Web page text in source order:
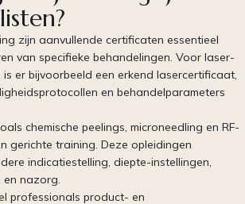
zijn aanvullende certificaten essentieel
van specifieke behandelingen. Voor laser-
is er bijvoorbeeld een erkend lasercertificaat,
en behandelparameters
chemische peelings, microneedling en RF-
gerichte training. Deze opleidingen
indicatiestelling, diepte-instellingen,
nazorg.
professionals product- en